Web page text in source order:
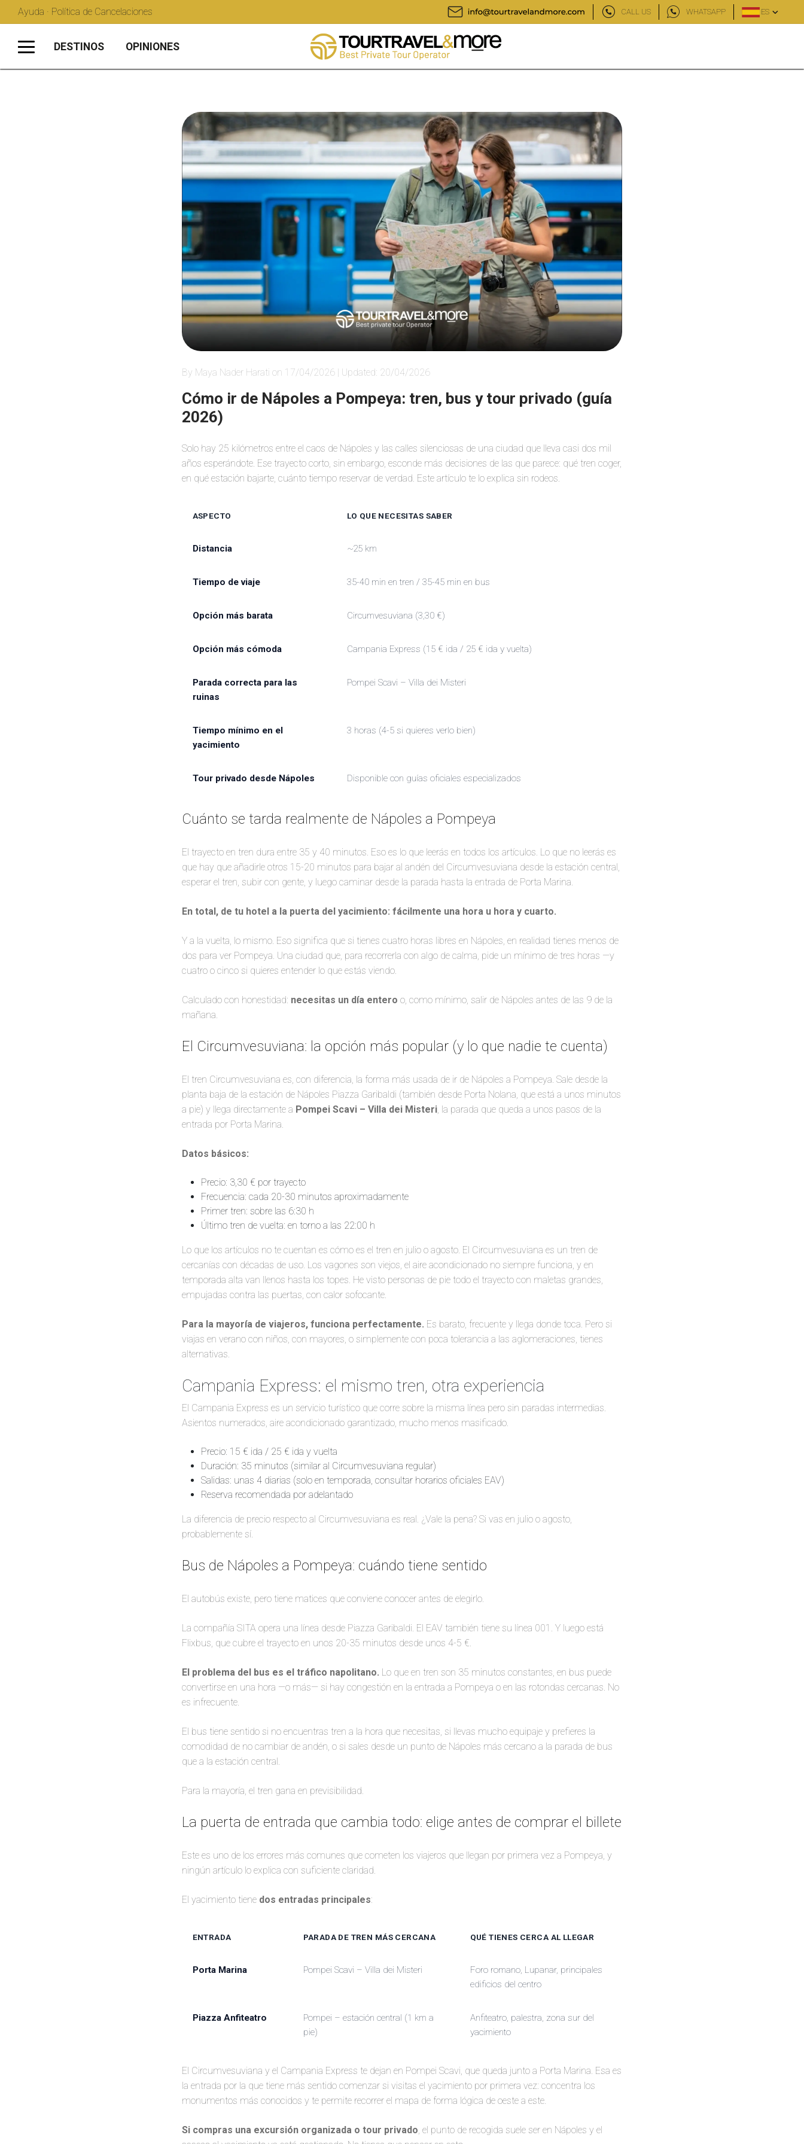
Ayuda · Política de Cancelaciones CALL US WHATSAPP ES
DESTINOS OPINIONES
By Maya Nader Harati on 17/04/2026 | Updated: 20/04/2026
Cómo ir de Nápoles a Pompeya: tren, bus y tour privado (guía
2026)
Solo hay 25 kilómetros entre el caos de Nápoles y las calles silenciosas de una ciudad que lleva casi dos mil
años esperándote. Ese trayecto corto, sin embargo, esconde más decisiones de las que parece: qué tren coger,
en qué estación bajarte, cuánto tiempo reservar de verdad. Este artículo te lo explica sin rodeos.
ASPECTO LO QUE NECESITAS SABER
Distancia ~25 km
Tiempo de viaje 35-40 min en tren / 35-45 min en bus
Opción más barata Circumvesuviana (3,30 €)
Opción más cómoda Campania Express (15 € ida / 25 € ida y vuelta)
Parada correcta para las
ruinas
Pompei Scavi – Villa dei Misteri
Tiempo mínimo en el
yacimiento
3 horas (4-5 si quieres verlo bien)
Tour privado desde Nápoles Disponible con guías oficiales especializados
Cuánto se tarda realmente de Nápoles a Pompeya
El trayecto en tren dura entre 35 y 40 minutos. Eso es lo que leerás en todos los artículos. Lo que no leerás es
que hay que añadirle otros 15-20 minutos para bajar al andén del Circumvesuviana desde la estación central,
esperar el tren, subir con gente, y luego caminar desde la parada hasta la entrada de Porta Marina.
En total, de tu hotel a la puerta del yacimiento: fácilmente una hora u hora y cuarto.
Y a la vuelta, lo mismo. Eso significa que si tienes cuatro horas libres en Nápoles, en realidad tienes menos de
dos para ver Pompeya. Una ciudad que, para recorrerla con algo de calma, pide un mínimo de tres horas —y
cuatro o cinco si quieres entender lo que estás viendo.
Calculado con honestidad: necesitas un día entero o, como mínimo, salir de Nápoles antes de las 9 de la
mañana.
El Circumvesuviana: la opción más popular (y lo que nadie te cuenta)
El tren Circumvesuviana es, con diferencia, la forma más usada de ir de Nápoles a Pompeya. Sale desde la
planta baja de la estación de Nápoles Piazza Garibaldi (también desde Porta Nolana, que está a unos minutos
a pie) y llega directamente a Pompei Scavi – Villa dei Misteri, la parada que queda a unos pasos de la
entrada por Porta Marina.
Datos básicos:
Precio: 3,30 € por trayecto
Frecuencia: cada 20-30 minutos aproximadamente
Primer tren: sobre las 6:30 h
Último tren de vuelta: en torno a las 22:00 h
Lo que los artículos no te cuentan es cómo es el tren en julio o agosto. El Circumvesuviana es un tren de
cercanías con décadas de uso. Los vagones son viejos, el aire acondicionado no siempre funciona, y en
temporada alta van llenos hasta los topes. He visto personas de pie todo el trayecto con maletas grandes,
empujadas contra las puertas, con calor sofocante.
Para la mayoría de viajeros, funciona perfectamente. Es barato, frecuente y llega donde toca. Pero si
viajas en verano con niños, con mayores, o simplemente con poca tolerancia a las aglomeraciones, tienes
alternativas.
Campania Express: el mismo tren, otra experiencia
El Campania Express es un servicio turístico que corre sobre la misma línea pero sin paradas intermedias.
Asientos numerados, aire acondicionado garantizado, mucho menos masificado.
Precio: 15 € ida / 25 € ida y vuelta
Duración: 35 minutos (similar al Circumvesuviana regular)
Salidas: unas 4 diarias (solo en temporada, consultar horarios oficiales EAV)
Reserva recomendada por adelantado
La diferencia de precio respecto al Circumvesuviana es real. ¿Vale la pena? Si vas en julio o agosto,
probablemente sí.
Bus de Nápoles a Pompeya: cuándo tiene sentido
El autobús existe, pero tiene matices que conviene conocer antes de elegirlo.
La compañía SITA opera una línea desde Piazza Garibaldi. El EAV también tiene su línea 001. Y luego está
Flixbus, que cubre el trayecto en unos 20-35 minutos desde unos 4-5 €.
El problema del bus es el tráfico napolitano. Lo que en tren son 35 minutos constantes, en bus puede
convertirse en una hora —o más— si hay congestión en la entrada a Pompeya o en las rotondas cercanas. No
es infrecuente.
El bus tiene sentido si no encuentras tren a la hora que necesitas, si llevas mucho equipaje y prefieres la
comodidad de no cambiar de andén, o si sales desde un punto de Nápoles más cercano a la parada de bus
que a la estación central.
Para la mayoría, el tren gana en previsibilidad.
La puerta de entrada que cambia todo: elige antes de comprar el billete
Este es uno de los errores más comunes que cometen los viajeros que llegan por primera vez a Pompeya, y
ningún artículo lo explica con suficiente claridad.
El yacimiento tiene dos entradas principales:
ENTRADA PARADA DE TREN MÁS CERCANA QUÉ TIENES CERCA AL LLEGAR
Porta Marina Pompei Scavi – Villa dei Misteri
Foro romano, Lupanar, principales
edificios del centro
Piazza Anfiteatro
Pompei – estación central (1 km a
pie)
Anfiteatro, palestra, zona sur del
yacimiento
El Circumvesuviana y el Campania Express te dejan en Pompei Scavi, que queda junto a Porta Marina. Esa es
la entrada por la que tiene más sentido comenzar si visitas el yacimiento por primera vez: concentra los
monumentos más conocidos y te permite recorrer el mapa de forma lógica de oeste a este.
Si compras una excursión organizada o tour privado, el punto de recogida suele ser en Nápoles y el
🚂
🚂